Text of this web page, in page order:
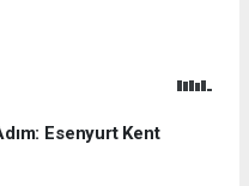
Esenyurt Kent